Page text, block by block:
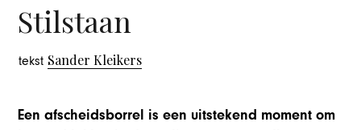
Stilstaan
tekst Sander Kleikers
Een afscheidsborrel is een uitstekend moment om